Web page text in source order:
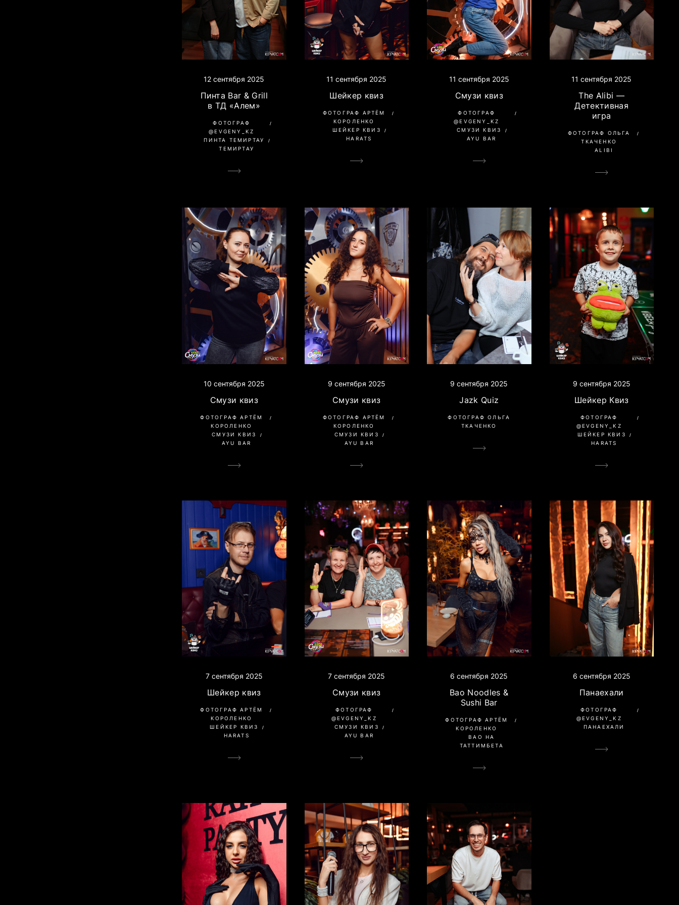
12 сентября 2025
Пинта Bar & Grill
в ТД «Алем»
ФОТОГРАФ
@EVGENY_KZ
ПИНТА ТЕМИРТАУ
ТЕМИРТАУ
11 сентября 2025
Шейкер квиз
ФОТОГРАФ АРТЁМ
КОРОЛЕНКО
ШЕЙКЕР КВИЗ
HARATS
11 сентября 2025
Смузи квиз
ФОТОГРАФ
@EVGENY_KZ
СМУЗИ КВИЗ
AYU BAR
11 сентября 2025
The Alibi —
Детективная
игра
ФОТОГРАФ ОЛЬГА
ТКАЧЕНКО
ALIBI
10 сентября 2025
Смузи квиз
ФОТОГРАФ АРТЁМ
КОРОЛЕНКО
СМУЗИ КВИЗ
AYU BAR
9 сентября 2025
Смузи квиз
ФОТОГРАФ АРТЁМ
КОРОЛЕНКО
СМУЗИ КВИЗ
AYU BAR
9 сентября 2025
Jazk Quiz
ФОТОГРАФ ОЛЬГА
ТКАЧЕНКО
9 сентября 2025
Шейкер Квиз
ФОТОГРАФ
@EVGENY_KZ
ШЕЙКЕР КВИЗ
HARATS
7 сентября 2025
Шейкер квиз
ФОТОГРАФ АРТЁМ
КОРОЛЕНКО
ШЕЙКЕР КВИЗ
HARATS
7 сентября 2025
Смузи квиз
ФОТОГРАФ
@EVGENY_KZ
СМУЗИ КВИЗ
AYU BAR
6 сентября 2025
Bao Noodles &
Sushi Bar
ФОТОГРАФ АРТЁМ
КОРОЛЕНКО
BAO НА
ТАТТИМБЕТА
6 сентября 2025
Панаехали
ФОТОГРАФ
@EVGENY_KZ
ПАНАЕХАЛИ